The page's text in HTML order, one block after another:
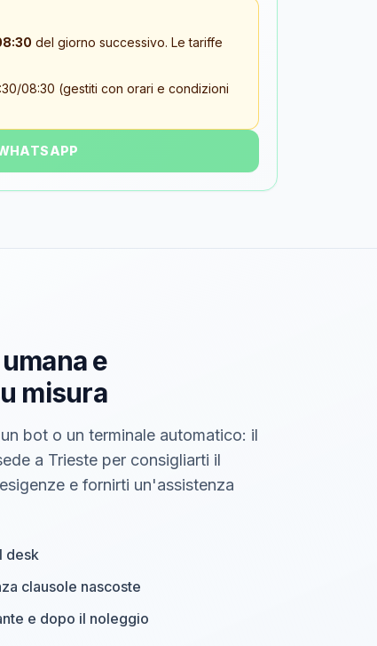
del giorno successivo. Le tariffe
08:30 (gestiti con orari e condizioni
e
misura
bot o un terminale automatico: il
a Trieste per consigliarti il
e fornirti un'assistenza
desk
clausole nascoste
e dopo il noleggio